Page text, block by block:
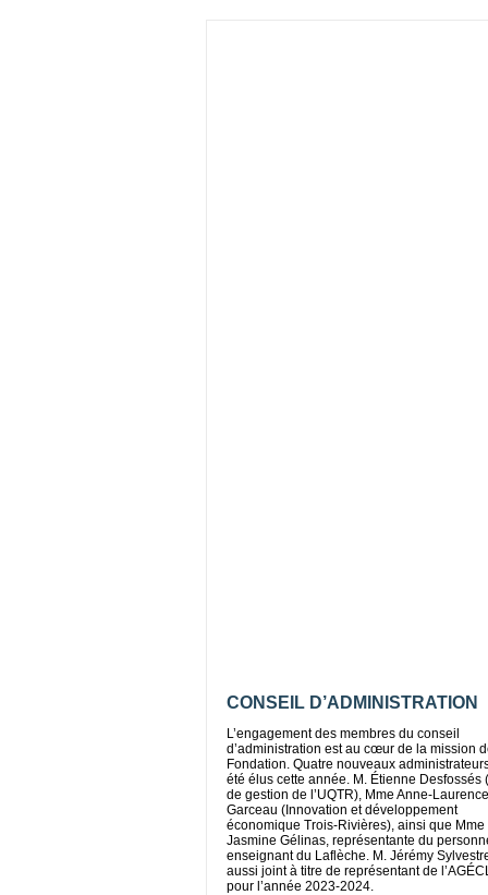
CONSEIL D’ADMINISTRATION
L’engagement des membres du conseil
d’administration est au cœur de la mission
Fondation. Quatre nouveaux
été élus cette année. M. Étienne Desfossés
de gestion de l’UQTR), Mme Anne-Laurence
Garceau (Innovation et développement
économique Trois-Rivières), ainsi que Mme
Jasmine Gélinas, représentante du
enseignant du Laflèche. M. Jérémy
aussi joint à titre de représentant de
pour l’année 2023-2024.